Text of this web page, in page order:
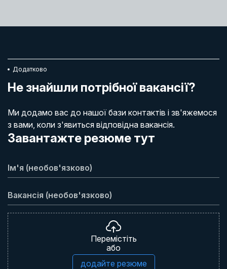
Додатково
Не знайшли потрібної вакансії?
Ми додамо вас до нашої бази контактів і зв'яжемося
з вами, коли з'явиться відповідна вакансія.
Завантажте резюме тут
Перемістіть
або
додайте резюме